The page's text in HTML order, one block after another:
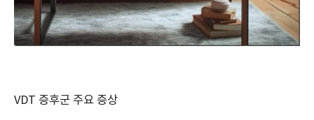
VDT 증후군 주요 증상